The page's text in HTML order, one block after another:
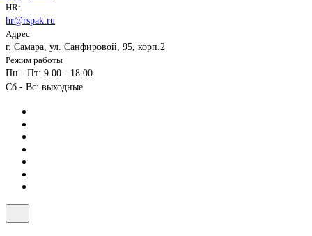
HR:
hr@rspak.ru
Адрес
г. Самара, ул. Санфировой, 95, корп.2
Режим работы
Пн - Пт: 9.00 - 18.00
Сб - Вс: выходные